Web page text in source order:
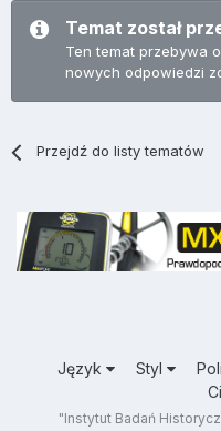
Temat został
Ten temat przebywa
nowych odpowiedzi
Przejdź do listy tematów
Język Styl
"Instytut Badań